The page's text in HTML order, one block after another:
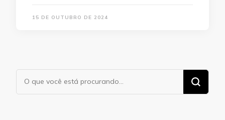
15 DE OUTUBRO DE 2024
Procurando
algo?